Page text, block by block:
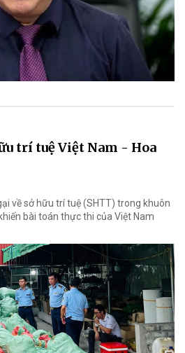
trí tuệ Việt Nam - Hoa
về sở hữu trí tuệ (SHTT) trong khuôn
bài toán thực thi của Việt Nam